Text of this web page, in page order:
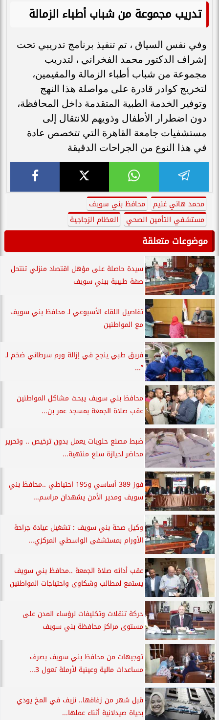
تدريب مجموعة من شباب أطباء الزمالة
وفي نفس السياق ، تم تنفيذ برنامج تدريبي تحت
إشراف الدكتور محمد الفخراني ، لتدريب
مجموعة من شباب أطباء الزمالة والمقيمين،
لتخريج كوادر قادرة على مواصلة هذا النهج
وتوفير الخدمة الطبية المتقدمة داخل المحافظة،
دون اضطرار الأطفال وذويهم للانتقال إلى
مستشفيات جامعة القاهرة التي تتخصص عادة
في هذا النوع من الجراحات الدقيقة
محمد هاني غنيم
محافظ بني سويف
مستشفي التأمين الصحي
العظام الزجاجية
موضوعات متعلقة
سيدة حاصلة على مؤهل اقتصاد منزلي تنتحل
صفة طبيبة ببني سويف
تفاصيل اللقاء الأسبوعي لـ محافظ بني سويف
مع المواطنين
فريق طبي ينجح في إزالة ورم سرطاني ضخم لـ
”...
محافظ بني سويف يبحث مشاكل المواطنين
عقب صلاة الجمعة بمسجد عمر بن...
ضبط مصنع حلويات يعمل بدون ترخيص .. وتحرير
محاضر لحيازة سلع منتهية...
فوز 389 أساسي و195 احتياطي ..محافظ بني
سويف ومدير الأمن يشهدان مراسم...
وكيل صحة بني سويف : تشغيل عيادة جراحة
الأورام بمستشفى الواسطي المركزي...
عقب أدائه صلاة الجمعة ..محافظ بني سويف
يستمع لمطالب وشكاوى واحتياجات المواطنين
حركة تنقلات وتكليفات لرؤساء المدن على
مستوى مراكز محافظة بني سويف
توجيهات من محافظ بني سويف بصرف
مساعدات مالية وعينية لأرملة تعول 3...
قبل شهر من زفافها.. نزيف في المخ يودي
بحياة صيدلانية أثناء عملها...